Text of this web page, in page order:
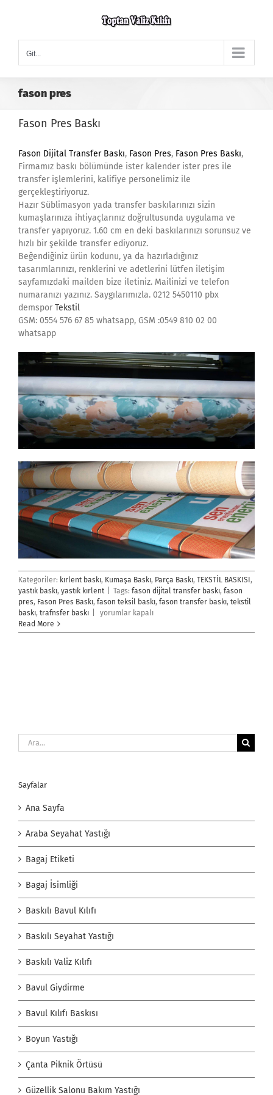
Git...
fason pres
Fason Pres Baskı
Fason Dijital Transfer Baskı, Fason Pres, Fason Pres Baskı,
Firmamız baskı bölümünde ister kalender ister pres ile
transfer işlemlerini, kalifiye personelimiz ile
gerçekleştiriyoruz.
Hazır Süblimasyon yada transfer baskılarınızı sizin
kumaşlarınıza ihtiyaçlarınız doğrultusunda uygulama ve
transfer yapıyoruz. 1.60 cm en deki baskılarınızı sorunsuz ve
hızlı bir şekilde transfer ediyoruz.
Beğendiğiniz ürün kodunu, ya da hazırladığınız
tasarımlarınızı, renklerini ve adetlerini lütfen iletişim
sayfamızdaki mailden bize iletiniz. Mailinizi ve telefon
numaranızı yazınız. Saygılarımızla. 0212 5450110 pbx
demspor Tekstil
GSM: 0554 576 67 85 whatsapp, GSM :0549 810 02 00
whatsapp
Kategoriler: kırlent baskı, Kumaşa Baskı, Parça Baskı, TEKSTİL BASKISI ,
yastık baskı, yastık kırlent Tags: fason dijital transfer baskı, fason
pres, Fason Pres Baskı, fason teksil baskı, fason transfer baskı, tekstil
baskı, trafnsfer baskı
Fason
Baskı
yorumlar kapalı
Read More
Ara:
Sayfalar
Ana Sayfa
Araba Seyahat Yastığı
Bagaj Etiketi
Bagaj İsimliği
Baskılı Bavul Kılıfı
Baskılı Seyahat Yastığı
Baskılı Valiz Kılıfı
Bavul Giydirme
Bavul Kılıfı Baskısı
Boyun Yastığı
Çanta Piknik Örtüsü
Güzellik Salonu Bakım Yastığı